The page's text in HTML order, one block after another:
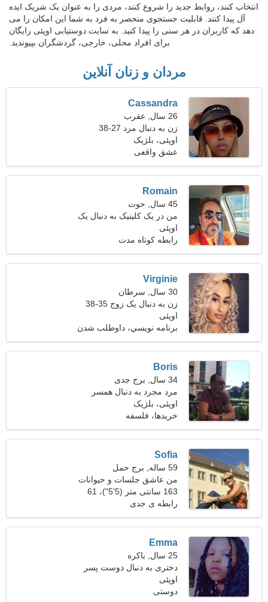
انتخاب کنند، روابط جدید را شروع کنند، مردی را به عنوان یک شریک ایده
آل پیدا کنند. قابلیت جستجوی منحصر به فرد به شما این امکان را می
دهد که کاربران در هر سنی را پیدا کنید. به سایت دوستیابی اوپئی رایگان
برای افراد محلی، خارجی، گردشگران بپیوندید.
مردان و زنان آنلاین
Cassandra
26 سال, عقرب
زن به دنبال مرد 27-38
اوپئی، بلژیک
عشق واقعی
Romain
45 سال, حوت
من در یک کلینیک به دنبال یک
زن شاد کار می کنم
اوپئی
رابطه کوتاه مدت
Virginie
30 سال, سرطان
زن به دنبال یک زوج 35-38
اوپئی
برنامه نويسي، داوطلب شدن
Boris
34 سال, برج جدی
مرد مجرد به دنبال همسر
اوپئی، بلژیک
خریدها، فلسفه
Sofia
59 ساله, برج حمل
من عاشق جلسات و حیوانات
خانگی هستم
163 سانتی متر (5'5")، 61
کیلوگرم (134 پوند)
رابطه ی جدی
Emma
25 سال, باکره
دختری به دنبال دوست پسر
27-35
اوپئی
دوستی